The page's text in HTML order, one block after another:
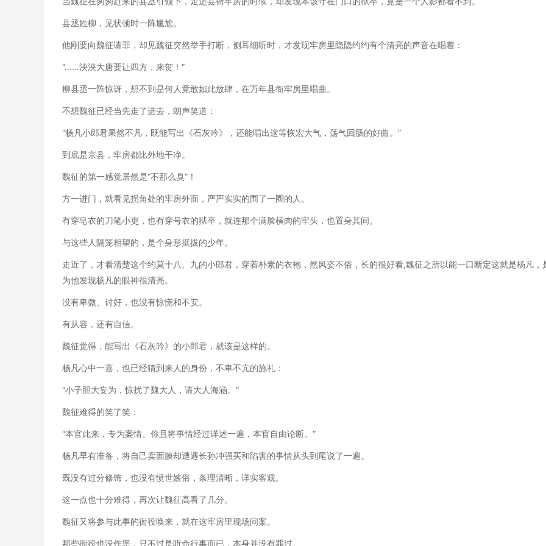
县丞姓柳，见状顿时一阵尴尬。
他刚要向魏征请罪，却见魏征突然举手打断，侧耳细听时，才发现牢房里隐隐约约有个清亮的声音在唱着：
“......泱泱大唐要让四方，来贺！”
柳县丞一阵惊讶，想不到是何人竟敢如此放肆，在万年县衙牢房里唱曲。
不想魏征已经当先走了进去，朗声笑道：
“杨凡小郎君果然不凡，既能写出《石灰吟》，还能唱出这等恢宏大气，荡气回肠的好曲。”
到底是京县，牢房都比外地干净。
魏征的第一感觉居然是“不那么臭”！
方一进门，就看见拐角处的牢房外面，严严实实的围了一圈的人。
有穿皂衣的刀笔小吏，也有穿号衣的狱卒，就连那个满脸横肉的牢头，也置身其间。
与这些人隔笼相望的，是个身形挺拔的少年。
走近了，才看清楚这个约莫十八、九的小郎君，穿着朴素的衣袍，然风姿不俗，长的很好看,魏征之所以能一口断定这就是杨凡，
为他发现杨凡的眼神很清亮。
没有卑微、讨好，也没有惊慌和不安。
有从容，还有自信。
魏征觉得，能写出《石灰吟》的小郎君，就该是这样的。
杨凡心中一喜，也已经猜到来人的身份，不卑不亢的施礼：
“小子胆大妄为，惊扰了魏大人，请大人海涵。”
魏征难得的笑了笑：
“本官此来，专为案情。你且将事情经过详述一遍，本官自由论断。”
杨凡早有准备，将自己卖面膜却遭遇长孙冲强买和陷害的事情从头到尾说了一遍。
既没有过分修饰，也没有愤世嫉俗，条理清晰，详实客观。
这一点也十分难得，再次让魏征高看了几分。
魏征又将参与此事的衙役唤来，就在这牢房里现场问案。
那些衙役也没作恶，只不过是听命行事而已，本身并没有罪过。